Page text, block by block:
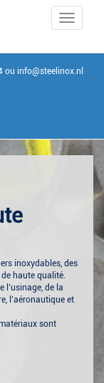
Toggle
ou info@steelinox.nl
inoxydables, des
haute qualité.
l’usinage, de la
l’aéronautique et
sont